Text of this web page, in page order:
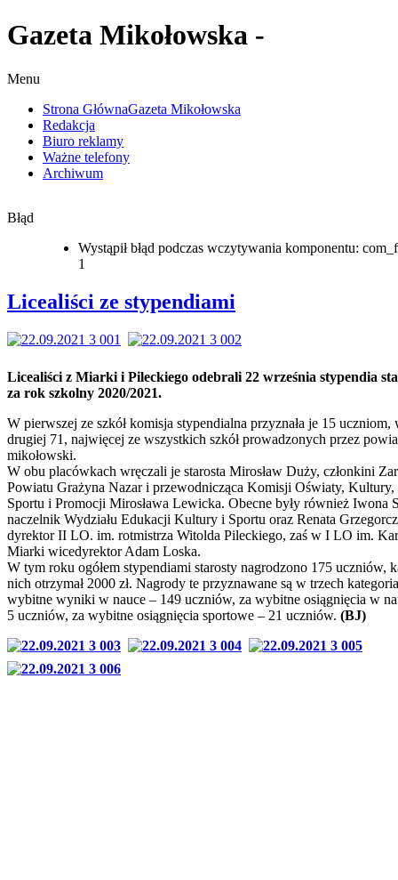
Gazeta Mikołowska -
Menu
Strona GłównaGazeta Mikołowska
Redakcja
Biuro reklamy
Ważne telefony
Archiwum
Błąd
Wystąpił błąd podczas wczytywania komponentu:
1
Licealiści ze stypendiami
Licealiści z Miarki i Pileckiego odebrali 22 września stypendia
za rok szkolny 2020/2021.
W pierwszej ze szkół komisja stypendialna przyznała je 15 uczniom,
drugiej 71, najwięcej ze wszystkich szkół prowadzonych przez
mikołowski.
W obu placówkach wręczali je starosta Mirosław Duży, członkini
Powiatu Grażyna Nazar i przewodnicząca Komisji Oświaty, Kultury,
Sportu i Promocji Mirosława Lewicka. Obecne były również Iwona
naczelnik Wydziału Edukacji Kultury i Sportu oraz Renata
dyrektor II LO. im. rotmistrza Witolda Pileckiego, zaś w I LO im.
Miarki wicedyrektor Adam Loska.
W tym roku ogółem stypendiami starosty nagrodzono 175 uczniów,
nich otrzymał 2000 zł. Nagrody te przyznawane są w trzech
wybitne wyniki w nauce – 149 uczniów, za wybitne osiągnięcia w
5 uczniów, za wybitne osiągnięcia sportowe – 21 uczniów. (BJ)